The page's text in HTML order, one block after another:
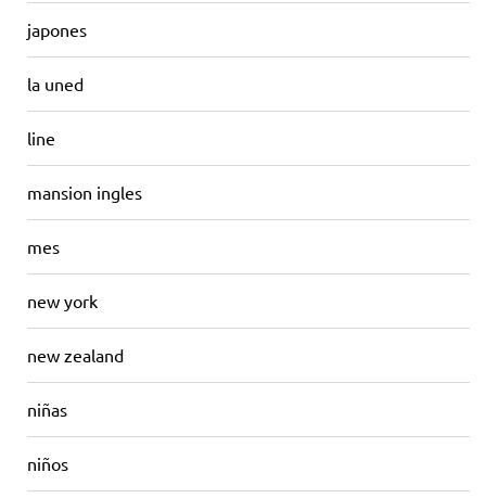
japones
la uned
line
mansion ingles
mes
new york
new zealand
niñas
niños